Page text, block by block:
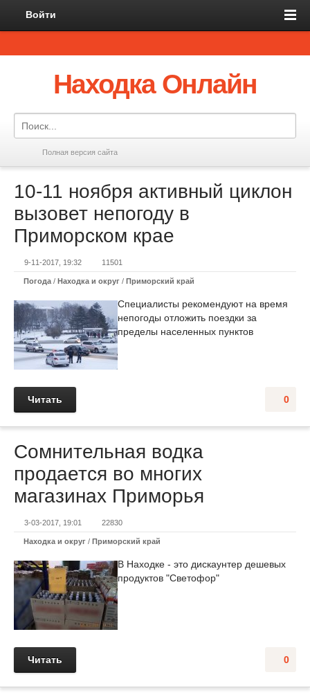
Войти
Находка Онлайн
Полная версия сайта
10-11 ноября активный циклон
вызовет непогоду в
Приморском крае
9-11-2017, 19:32 11501
Погода / Находка и округ / Приморский край
Специалисты рекомендуют на время
непогоды отложить поездки за
пределы населенных пунктов
0
Читать
Сомнительная водка
продается во многих
магазинах Приморья
3-03-2017, 19:01 22830
Находка и округ / Приморский край
В Находке - это дискаунтер дешевых
продуктов "Светофор"
0
Читать